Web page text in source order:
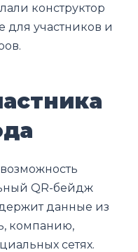
конструктор
для участников и
QR-бейдж
данные из
компанию,
сетях.